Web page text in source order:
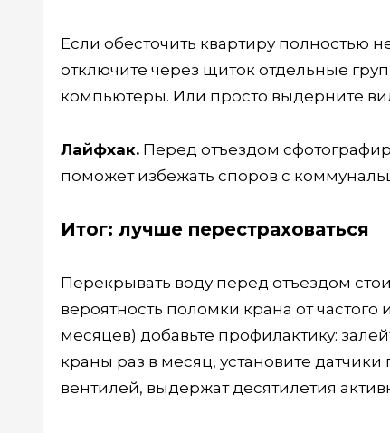
Если обесточить квартиру полностью
отключите через щиток отдельные
компьютеры. Или просто выдерните
Лайфхак. Перед отъездом
поможет избежать споров с
Итог: лучше перестраховаться
Перекрывать воду перед отъездом
вероятность поломки крана от
месяцев) добавьте профилактику:
краны раз в месяц, установите
вентилей, выдержат десятилетия